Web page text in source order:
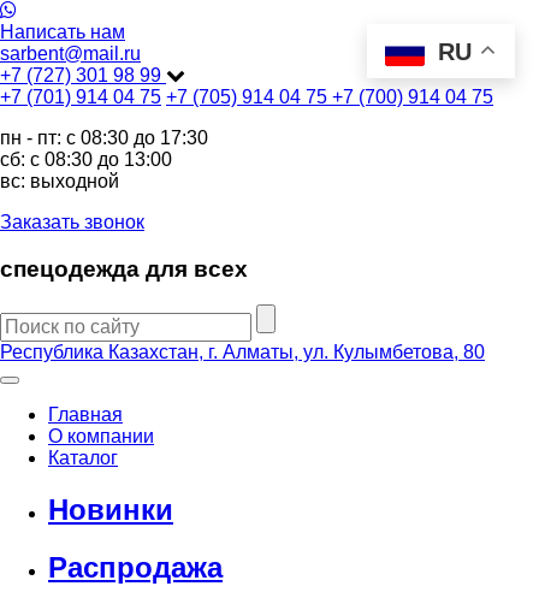
Написать нам
sarbent@mail.ru
+7 (727) 301 98 99
+7 (701) 914 04 75 +7 (705) 914 04 75 +7 (700) 914 04 75
пн - пт: c 08:30 до 17:30
сб: c 08:30 до 13:00
вс: выходной
Заказать звонок
спецодежда для всех
Республика Казахстан, г. Алматы, ул. Кулымбетова, 80
Главная
О компании
Каталог
Новинки
Распродажа
RU